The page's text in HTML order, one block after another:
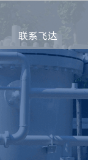
联系飞达